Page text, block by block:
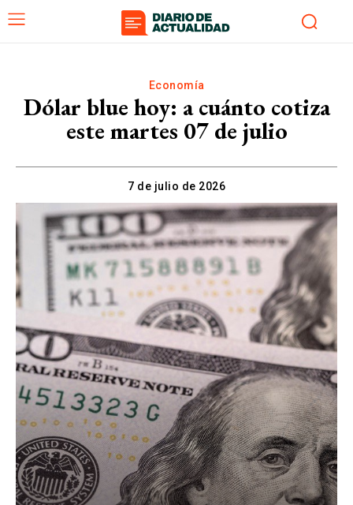
Economía
Dólar blue hoy: a cuánto cotiza
este martes 07 de julio
7 de julio de 2026